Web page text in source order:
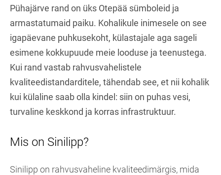
Pühajärve rand on üks Otepää sümboleid ja
armastatumaid paiku. Kohalikule inimesele on see
igapäevane puhkusekoht, külastajale aga sageli
esimene kokkupuude meie looduse ja teenustega.
Kui rand vastab rahvusvahelistele
kvaliteedistandarditele, tähendab see, et nii kohalik
kui külaline saab olla kindel: siin on puhas vesi,
turvaline keskkond ja korras infrastruktuur.
Mis on Sinilipp?
Sinilipp on rahvusvaheline kvaliteedimärgis, mida